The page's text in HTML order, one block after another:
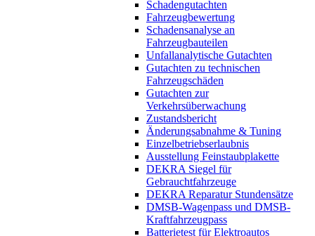
Schadengutachten
Fahrzeugbewertung
Schadensanalyse an
Fahrzeugbauteilen
Unfallanalytische Gutachten
Gutachten zu technischen
Fahrzeugschäden
Gutachten zur
Verkehrsüberwachung
Zustandsbericht
Änderungsabnahme & Tuning
Einzelbetriebserlaubnis
Ausstellung Feinstaubplakette
DEKRA Siegel für
Gebrauchtfahrzeuge
DEKRA Reparatur Stundensätze
DMSB-Wagenpass und DMSB-
Kraftfahrzeugpass
Batterietest für Elektroautos